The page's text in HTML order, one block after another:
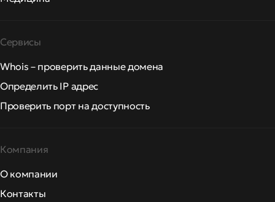
Сервисы
Whois – проверить данные домена
Определить IP адрес
Проверить порт на доступность
Компания
О компании
Контакты